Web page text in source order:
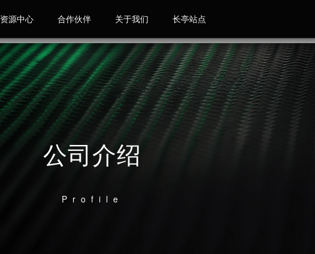
资源中心 合作伙伴 关于我们 长亭站点
公司介绍
Profile